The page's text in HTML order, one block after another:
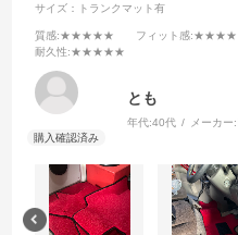
サイズ：トランクマット有
質感:★★★★★ フィット感:★★★★
耐久性:★★★★★
とも
年代:40代 メーカー: